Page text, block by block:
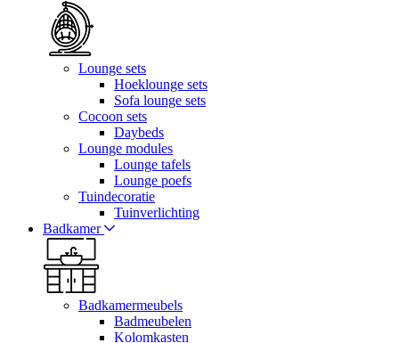
Lounge sets
Hoeklounge sets
Sofa lounge sets
Cocoon sets
Daybeds
Lounge modules
Lounge tafels
Lounge poefs
Tuindecoratie
Tuinverlichting
Badkamer
Badkamermeubels
Badmeubelen
Kolomkasten